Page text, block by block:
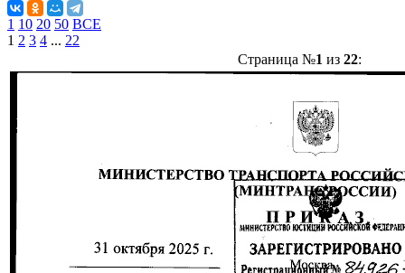
1 10 20 50 ВСЕ
1 2 3 4 ... 22
Страница №1 из 22: